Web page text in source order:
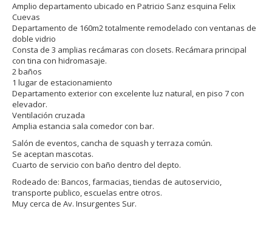
Amplio departamento ubicado en Patricio Sanz esquina Felix
Cuevas
Departamento de 160m2 totalmente remodelado con ventanas de
doble vidrio
Consta de 3 amplias recámaras con closets. Recámara principal
con tina con hidromasaje.
2 baños
1 lugar de estacionamiento
Departamento exterior con excelente luz natural, en piso 7 con
elevador.
Ventilación cruzada
Amplia estancia sala comedor con bar.
Salón de eventos, cancha de squash y terraza común.
Se aceptan mascotas.
Cuarto de servicio con baño dentro del depto.
Rodeado de: Bancos, farmacias, tiendas de autoservicio,
transporte publico, escuelas entre otros.
Muy cerca de Av. Insurgentes Sur.